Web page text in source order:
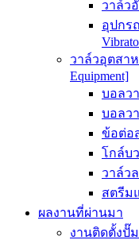
วาล์ว
อุปกร
วาล์วอุตสา
Equipment]
บอลว
บอลวา
ข้อต่อ
โกล์บ
วาล์วล
สตรีม
ผลงานที่ผ่านมา
งานติดตั้งปั๊ม